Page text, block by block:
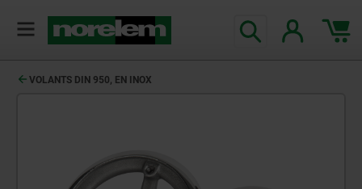
VOLANTS DIN 950, EN INOX